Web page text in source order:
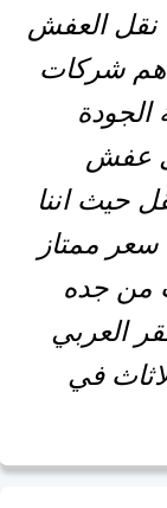
العفش
شركات
عفش
اننا
ممتاز
جده
العربي
في